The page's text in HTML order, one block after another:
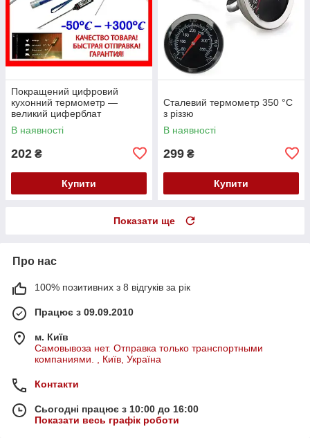
Покращений цифровий
кухонний термометр —
великий циферблат
В наявності
202 ₴
Купити
Сталевий термометр 350 °C
з різзю
В наявності
299 ₴
Купити
Показати ще
Про нас
100% позитивних з 8 відгуків за рік
Працює з 09.09.2010
м. Київ
Самовывоза нет. Отправка только транспортными
компаниями. , Київ, Україна
Контакти
Сьогодні працює з 10:00 до 16:00
Показати весь графік роботи